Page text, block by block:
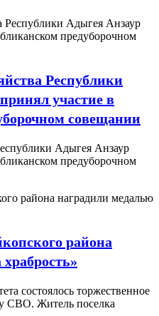
Республики
участие в
совещании
Адыгея Анзаур
предуборочном
района
состоялось торжественное
СВО. Житель поселка